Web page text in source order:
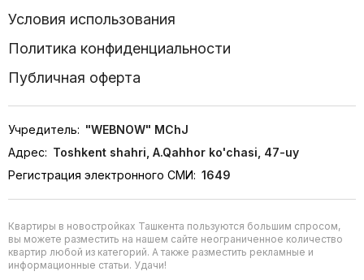
Условия использования
Политика конфиденциальности
Публичная оферта
Учредитель: "WEBNOW" MChJ
Адрес: Toshkent shahri, A.Qahhor ko'chasi, 47-uy
Регистрация электронного СМИ: 1649
Квартиры в новостройках Ташкента пользуются большим спросом,
вы можете разместить на нашем сайте неограниченное количество
квартир любой из категорий. А также разместить рекламные и
информационные статьи. Удачи!